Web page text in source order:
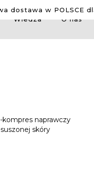
dostawa w POLSCE
Wiedza O nas